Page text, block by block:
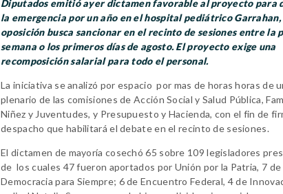
Diputados emitió ayer dictamen favorable al proyecto para
la emergencia por un año en el hospital pediátrico Garrahan,
oposición busca sancionar en el recinto de sesiones entre la
semana o los primeros días de agosto. El proyecto exige una
recomposición salarial para todo el personal.
La iniciativa se analizó por espacio por mas de horas horas de
plenario de las comisiones de Acción Social y Salud Pública,
Niñez y Juventudes, y Presupuesto y Hacienda, con el fin de
despacho que habilitará el debate en el recinto de sesiones.
El dictamen de mayoría cosechó 65 sobre 109 legisladores
de los cuales 47 fueron aportados por Unión por la Patria, 7 de
Democracia para Siempre; 6 de Encuentro Federal, 4 de